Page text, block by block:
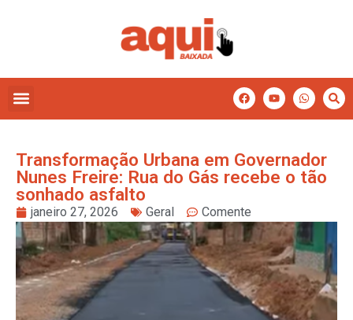
Transformação Urbana em Governador
Nunes Freire: Rua do Gás recebe o tão
sonhado asfalto
janeiro 27, 2026 Geral Comente